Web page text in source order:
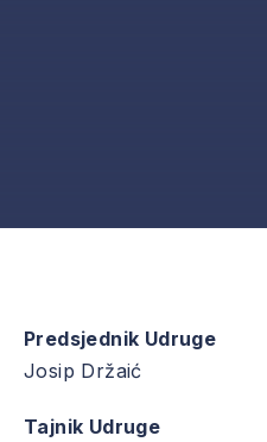
Predsjednik Udruge
Josip Držaić
Tajnik Udruge